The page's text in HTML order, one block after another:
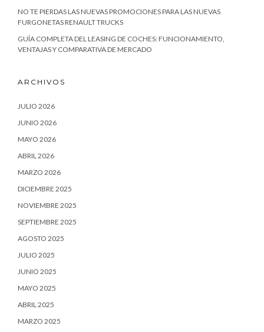
NO TE PIERDAS LAS NUEVAS PROMOCIONES PARA LAS NUEVAS
FURGONETAS RENAULT TRUCKS
GUÍA COMPLETA DEL LEASING DE COCHES: FUNCIONAMIENTO,
VENTAJAS Y COMPARATIVA DE MERCADO
ARCHIVOS
JULIO 2026
JUNIO 2026
MAYO 2026
ABRIL 2026
MARZO 2026
DICIEMBRE 2025
NOVIEMBRE 2025
SEPTIEMBRE 2025
AGOSTO 2025
JULIO 2025
JUNIO 2025
MAYO 2025
ABRIL 2025
MARZO 2025